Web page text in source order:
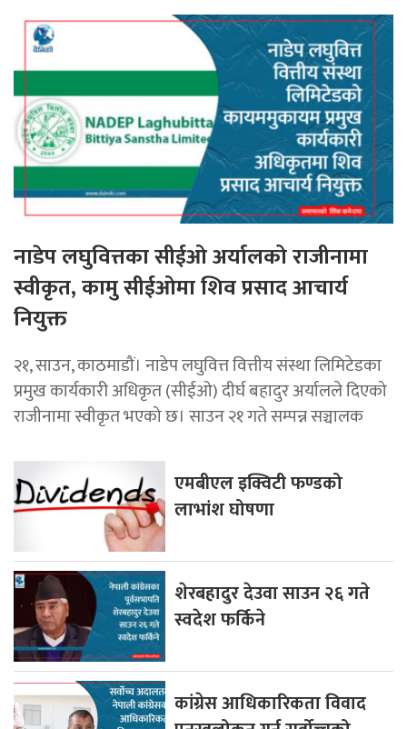
नाडेप लघुवित्तका सीईओ अर्यालको राजीनामा
स्वीकृत, कामु सीईओमा शिव प्रसाद आचार्य
नियुक्त
२१, साउन, काठमाडौं। नाडेप लघुवित्त वित्तीय संस्था लिमिटेडका
प्रमुख कार्यकारी अधिकृत (सीईओ) दीर्घ बहादुर अर्यालले दिएको
राजीनामा स्वीकृत भएको छ। साउन २१ गते सम्पन्न सञ्चालक
एमबीएल इक्विटी फण्डको
लाभांश घोषणा
शेरबहादुर देउवा साउन २६ गते
स्वदेश फर्किने
कांग्रेस आधिकारिकता विवाद